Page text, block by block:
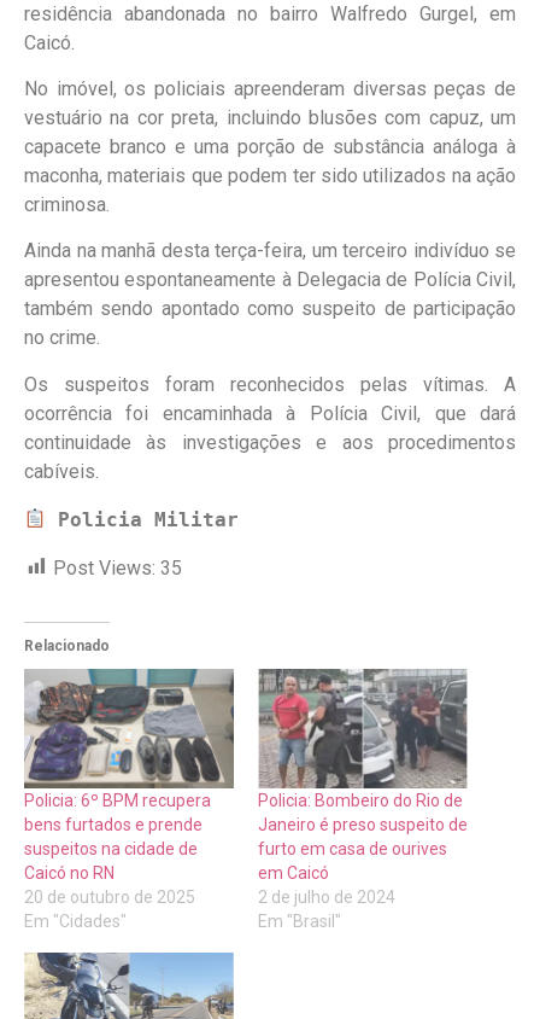
residência abandonada no bairro Walfredo Gurgel, em
Caicó.
No imóvel, os policiais apreenderam diversas peças de
vestuário na cor preta, incluindo blusões com capuz, um
capacete branco e uma porção de substância análoga à
maconha, materiais que podem ter sido utilizados na ação
criminosa.
Ainda na manhã desta terça-feira, um terceiro indivíduo se
apresentou espontaneamente à Delegacia de Polícia Civil,
também sendo apontado como suspeito de participação
no crime.
Os suspeitos foram reconhecidos pelas vítimas. A
ocorrência foi encaminhada à Polícia Civil, que dará
continuidade às investigações e aos procedimentos
cabíveis.
Policia Militar
Post Views: 35
Relacionado
Policia: 6º BPM recupera
bens furtados e prende
suspeitos na cidade de
Caicó no RN
20 de outubro de 2025
Em "Cidades"
Policia: Bombeiro do Rio de
Janeiro é preso suspeito de
furto em casa de ourives
em Caicó
2 de julho de 2024
Em "Brasil"